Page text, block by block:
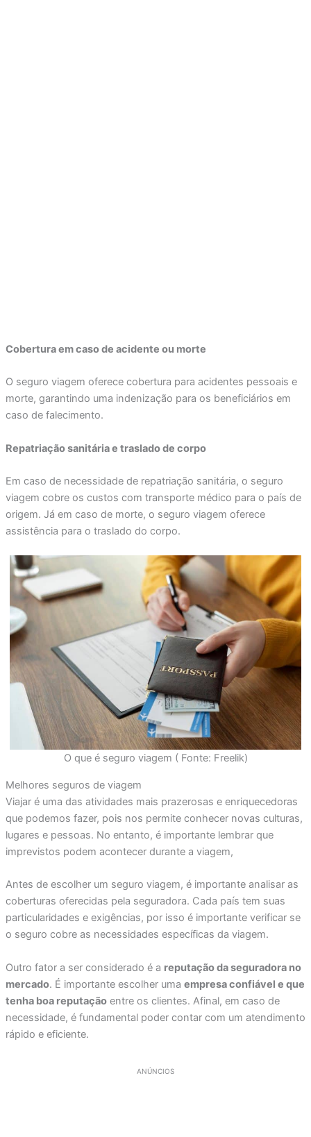
Cobertura em caso de acidente ou morte
O seguro viagem oferece cobertura para acidentes pessoais e
morte, garantindo uma indenização para os beneficiários em
caso de falecimento.
Repatriação sanitária e traslado de corpo
Em caso de necessidade de repatriação sanitária, o seguro
viagem cobre os custos com transporte médico para o país de
origem. Já em caso de morte, o seguro viagem oferece
assistência para o traslado do corpo.
O que é seguro viagem ( Fonte: Freelik)
Melhores seguros de viagem
Viajar é uma das atividades mais prazerosas e enriquecedoras
que podemos fazer, pois nos permite conhecer novas culturas,
lugares e pessoas. No entanto, é importante lembrar que
imprevistos podem acontecer durante a viagem,
Antes de escolher um seguro viagem, é importante analisar as
coberturas oferecidas pela seguradora. Cada país tem suas
particularidades e exigências, por isso é importante verificar se
o seguro cobre as necessidades específicas da viagem.
Outro fator a ser considerado é a reputação da seguradora no
mercado. É importante escolher uma empresa confiável e que
tenha boa reputaçãoentre os clientes. Afinal, em caso de
necessidade, é fundamental poder contar com um atendimento
rápido e eficiente.
ANÚNCIOS